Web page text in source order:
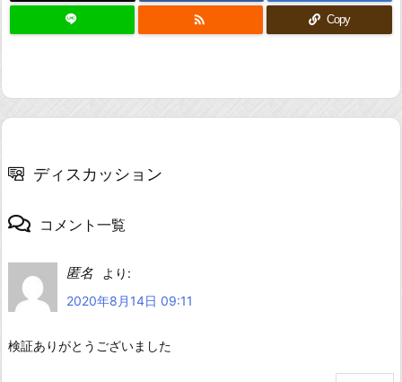
 Copy
ディスカッション
コメント一覧
匿名
より:
2020年8月14日 09:11
検証ありがとうございました